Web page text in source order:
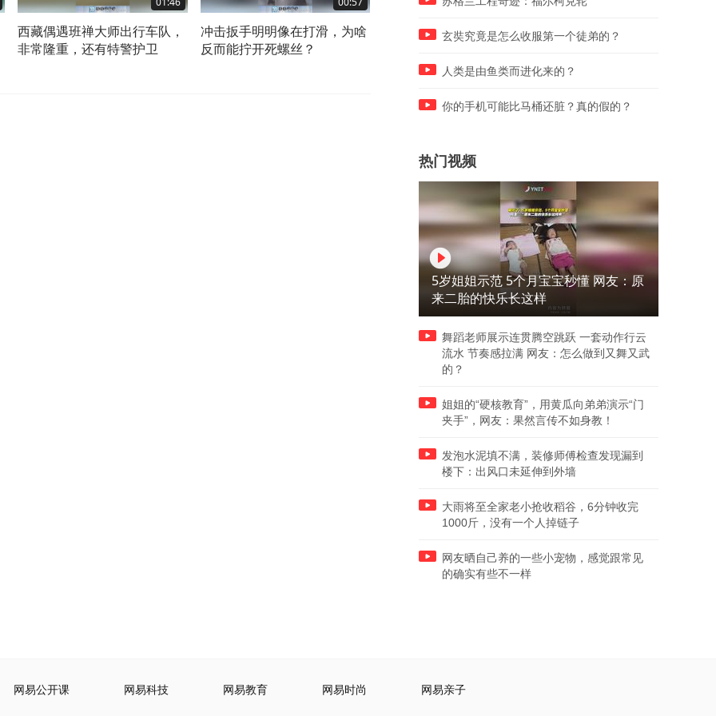
西藏偶遇班禅大师出行车队，
非常隆重，还有特警护卫
冲击扳手明明像在打滑，为啥
反而能拧开死螺丝？
哈梅斯连续变向，挑射破门尽
一只偷跑出来的边牧，玩尽
玄奘究竟是怎么收服第一个徒弟的？
人类是由鱼类而进化来的？
你的手机可能比马桶还脏？真的假的？
热门视频
5岁姐姐示范 5个月宝宝秒懂 网友：原
来二胎的快乐长这样
舞蹈老师展示连贯腾空跳跃 一套动作行云
流水 节奏感拉满 网友：怎么做到又舞又武
的？
姐姐的“硬核教育”，用黄瓜向弟弟演示“门
夹手”，网友：果然言传不如身教！
发泡水泥填不满，装修师傅检查发现漏到
楼下：出风口未延伸到外墙
大雨将至全家老小抢收稻谷，6分钟收完
1000斤，没有一个人掉链子
网友晒自己养的一些小宠物，感觉跟常见
的确实有些不一样
网易公开课 网易科技 网易教育 网易时尚 网易亲子